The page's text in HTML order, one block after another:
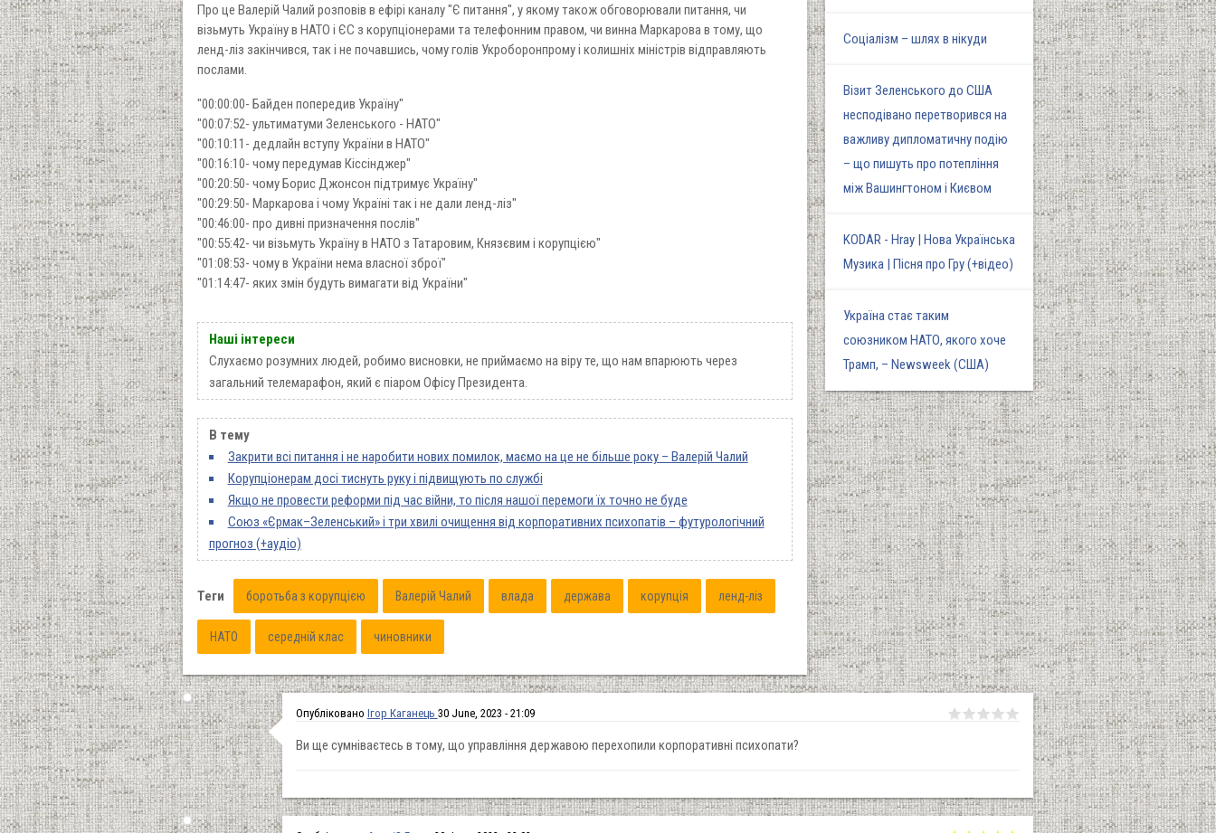
Про це Валерій Чалий розповів в ефірі каналу "Є питання", у якому також обговорювали питання, чи
візьмуть Україну в НАТО і ЄС з корупціонерами та телефонним правом, чи винна Маркарова в тому, що
ленд-ліз закінчився, так і не почавшись, чому голів Укроборонпрому і колишніх міністрів відправляють
послами.
"00:00:00- Байден попередив Україну"
"00:07:52- ультиматуми Зеленського - НАТО"
"00:10:11- дедлайн вступу України в НАТО"
"00:16:10- чому передумав Кіссінджер"
"00:20:50- чому Борис Джонсон підтримує Україну"
"00:29:50- Маркарова і чому Україні так і не дали ленд-ліз"
"00:46:00- про дивні призначення послів"
"00:55:42- чи візьмуть Україну в НАТО з Татаровим, Князєвим і корупцією"
"01:08:53- чому в України нема власної зброї"
"01:14:47- яких змін будуть вимагати від України"
Наші інтереси
Слухаємо розумних людей, робимо висновки, не приймаємо на віру те, що нам впарюють через
загальний телемарафон, який є піаром Офісу Президента.
В тему
Закрити всі питання і не наробити нових помилок, маємо на це не більше року – Валерій Чалий
Корупціонерам досі тиснуть руку і підвищують по службі
Якщо не провести реформи під час війни, то після нашої перемоги їх точно не буде
Союз «Єрмак–Зеленський» і три хвилі очищення від корпоративних психопатів – футурологічний
прогноз (+аудіо)
Теги боротьба з корупцією Валерій Чалий влада держава корупція ленд-ліз
НАТО середній клас чиновники
Соціалізм – шлях в нікуди
Візит Зеленського до США
несподівано перетворився на
важливу дипломатичну подію
– що пишуть про потепління
між Вашингтоном і Києвом
KODAR - Hray | Нова Українська
Музика | Пісня про Гру (+відео)
Україна стає таким
союзником НАТО, якого хоче
Трамп, – Newsweek (США)
Опубліковано Ігор Каганець 30 June, 2023 - 21:09
Ви ще сумніваєтесь в тому, що управління державою перехопили корпоративні психопати?